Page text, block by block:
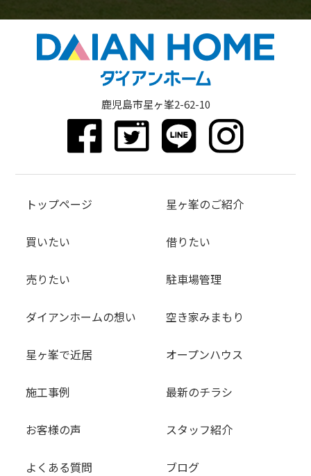
鹿児島市星ヶ峯2-62-10
トップページ 星ヶ峯のご紹介
買いたい 借りたい
売りたい 駐車場管理
ダイアンホームの想い 空き家みまもり
星ヶ峯で近居 オープンハウス
施工事例 最新のチラシ
お客様の声 スタッフ紹介
よくある質問 ブログ